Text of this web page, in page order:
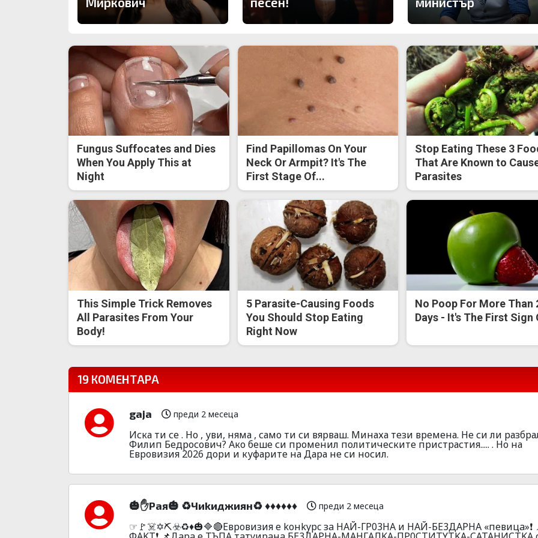
Fungus Suffocates and Dies
When You Apply This at
Night
Find Papillomas On Your
Neck Or Armpit? It's The
First Stage Of...
Stop Eating These 3
That Are Known to
Parasites
This Simple Trick Removes
All Parasites From Your
Body!
5 Parasite-Causing Foods
You Should Stop Eating
Right Now
No Poop For More Than
Days - It's The First Sign
19 КОМЕНТАРА
gaja преди 2 месеца
Иска ти се . Но , уви, няма , само ти си вярваш. Минаха тези времена. Не си ли
Филип Бедросович? Ако беше си променил политическите пристрастия..... . Но на
Евровизия 2026 дори и куфарите на Дара не си носил.
🎃✋Paя🎃 ♻️Чиkиджиян♻️ ♦️♦️♦️♦️♦️♦️ преди 2 месеца
☞🚩☠️✡️⛏️☣️♻️♦️🎃🔷🔴Eвpoвизия e koнkypc зa HAЙ-ГP03HA и HAЙ-БE3ДAPHA «пeвицa»❗